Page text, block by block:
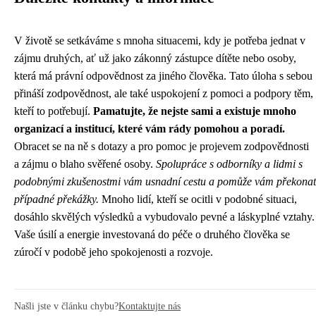
V životě se setkáváme s mnoha situacemi, kdy je potřeba jednat v
zájmu druhých, ať už jako zákonný zástupce dítěte nebo osoby,
která má právní odpovědnost za jiného člověka. Tato úloha s sebou
přináší zodpovědnost, ale také uspokojení z pomoci a podpory těm,
kteří to potřebují. Pamatujte, že nejste sami a existuje mnoho
organizací a institucí, které vám rády pomohou a poradí.
Obracet se na ně s dotazy a pro pomoc je projevem zodpovědnosti
a zájmu o blaho svěřené osoby. Spolupráce s odborníky a lidmi s
podobnými zkušenostmi vám usnadní cestu a pomůže vám překonat
případné překážky. Mnoho lidí, kteří se ocitli v podobné situaci,
dosáhlo skvělých výsledků a vybudovalo pevné a láskyplné vztahy.
Vaše úsilí a energie investovaná do péče o druhého člověka se
zúročí v podobě jeho spokojenosti a rozvoje.
Našli jste v článku chybu?Kontaktujte nás